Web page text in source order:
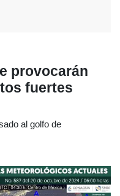
provocarán
fuertes
al golfo de